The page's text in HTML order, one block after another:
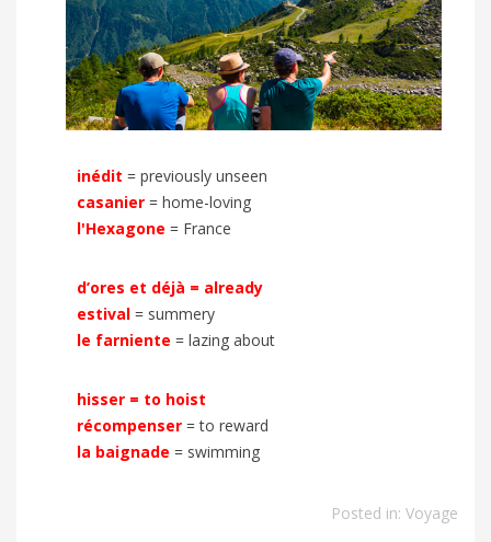
inédit = previously unseen
casanier = home-loving
l'Hexagone = France
d’ores et déjà = already
estival = summery
le farniente = lazing about
hisser = to hoist
récompenser =to reward
la baignade = swimming
Posted in: Voyage